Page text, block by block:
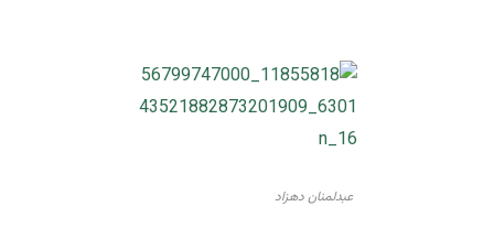
عبدلمنان دهزاد